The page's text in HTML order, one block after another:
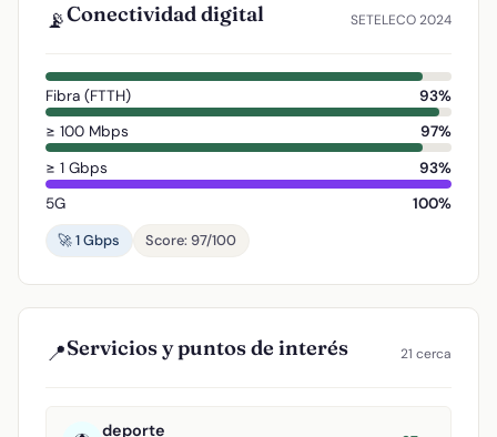
📡Conectividad digital SETELECO 2024
Fibra (FTTH)
93%
≥ 100 Mbps
97%
≥ 1 Gbps
93%
5G
100%
🚀 1 Gbps
Score: 97/100
📍Servicios y puntos de interés 21 cerca
deporte